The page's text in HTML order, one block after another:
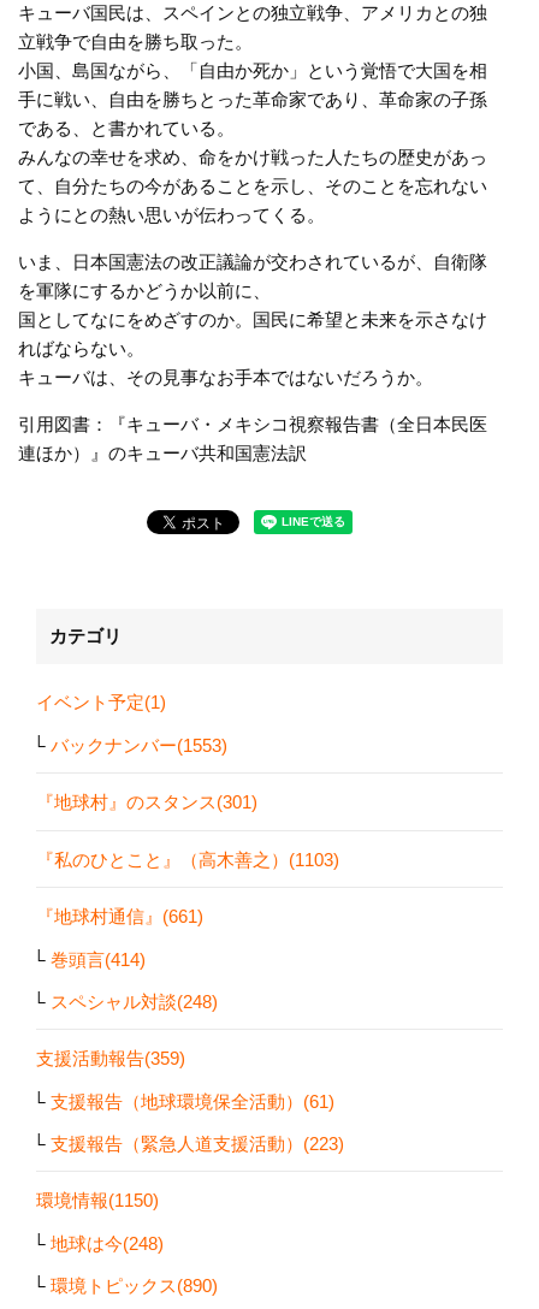
キューバ国民は、スペインとの独立戦争、アメリカとの独
立戦争で自由を勝ち取った。
小国、島国ながら、「自由か死か」という覚悟で大国を相
手に戦い、自由を勝ちとった革命家であり、革命家の子孫
である、と書かれている。
みんなの幸せを求め、命をかけ戦った人たちの歴史があっ
て、自分たちの今があることを示し、そのことを忘れない
ようにとの熱い思いが伝わってくる。
いま、日本国憲法の改正議論が交わされているが、自衛隊
を軍隊にするかどうか以前に、
国としてなにをめざすのか。国民に希望と未来を示さなけ
ればならない。
キューバは、その見事なお手本ではないだろうか。
引用図書：『キューバ・メキシコ視察報告書（全日本民医
連ほか）』のキューバ共和国憲法訳
カテゴリ
イベント予定(1)
バックナンバー(1553)
『地球村』のスタンス(301)
『私のひとこと』（高木善之）(1103)
『地球村通信』(661)
巻頭言(414)
スペシャル対談(248)
支援活動報告(359)
支援報告（地球環境保全活動）(61)
支援報告（緊急人道支援活動）(223)
環境情報(1150)
地球は今(248)
環境トピックス(890)